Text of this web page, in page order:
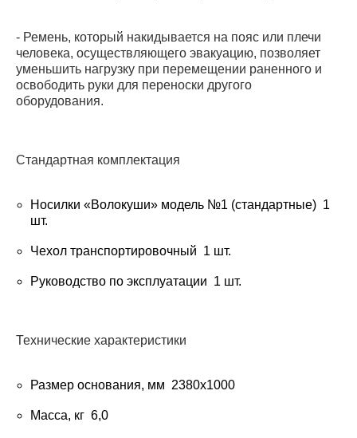
- Ремень, который накидывается на пояс или плечи
человека, осуществляющего эвакуацию, позволяет
уменьшить нагрузку при перемещении раненного и
освободить руки для переноски другого
оборудования.
Стандартная комплектация
Носилки «Волокуши» модель №1 (стандартные) 1
шт.
Чехол транспортировочный 1 шт.
Руководство по эксплуатации 1 шт.
Технические характеристики
Размер основания, мм 2380х1000
Масса, кг 6,0